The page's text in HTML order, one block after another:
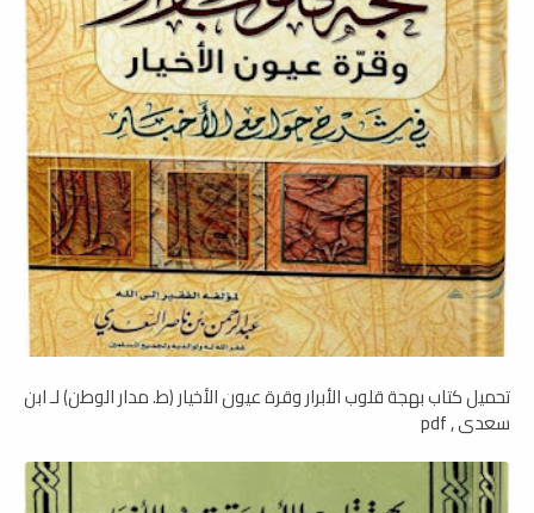
تحميل كتاب بهجة قلوب الأبرار وقرة عيون الأخيار (ط. مدار الوطن) لـ ابن
سعدي , pdf